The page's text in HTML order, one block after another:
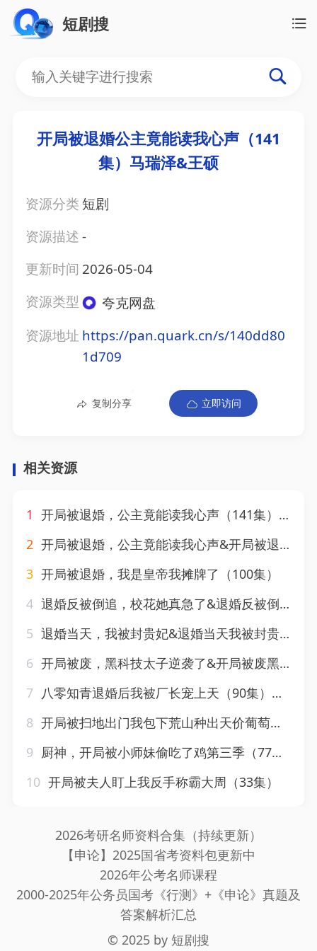
短剧搜
开局被退婚公主竟能读我心声（141
集）马瑞泽&王硕
资源分类 短剧
资源描述-
更新时间 2026-05-04
资源类型
夸克网盘
资源地址 https://pan.quark.cn/s/140dd80
1d709
复制分享 立即访问
相关资源
1 开局被退婚，公主竟能读我心声（141集）马瑞泽&王硕
2 开局被退婚，公主竟能读我心声&开局被退婚公主竟能读我心声（141集）马瑞泽&王硕
3 开局被退婚，我是皇帝我摊牌了（100集）
4 退婚反被倒追，校花她真急了&退婚反被倒追校花她真急了（86集）天天&张笑颜
5 退婚当天，我被封贵妃&退婚当天我被封贵妃（47集）AI短剧
6 开局被废，黑科技太子逆袭了&开局被废黑科技太子逆袭了（70集）AI短剧
7 八零知青退婚后我被厂长宠上天（90集）张凤鑫&于雨桐
8 开局被扫地出门我包下荒山种出天价葡萄（61集）
9 厨神，开局被小师妹偷吃了鸡第三季（77集）
10 开局被夫人盯上我反手称霸大周（33集）
2026考研名师资料合集（持续更新）
【申论】2025国省考资料包更新中
2026年公考名师课程
2000-2025年公务员国考《行测》+《申论》真题及
答案解析汇总
© 2025 by 短剧搜